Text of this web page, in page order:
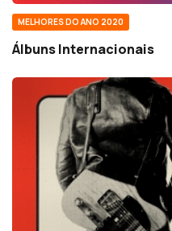
MELHORES DO ANO 2020
Álbuns Internacionais